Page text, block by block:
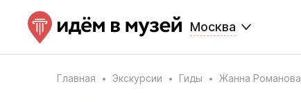
Москва
Главная Экскурсии Гиды Жанна Романова